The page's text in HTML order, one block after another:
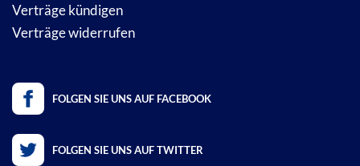
Verträge kündigen
Verträge widerrufen
FOLGEN SIE UNS AUF FACEBOOK
FOLGEN SIE UNS AUF TWITTER